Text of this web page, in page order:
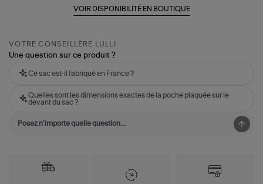
VOIR DISPONIBILITÉ EN BOUTIQUE
VOTRE CONSEILLÈRE LULLI
Une question sur ce produit ?
Ce sac est-il fabriqué en France ?
Quelles sont les dimensions exactes de la poche plaquée sur le
devant du sac ?